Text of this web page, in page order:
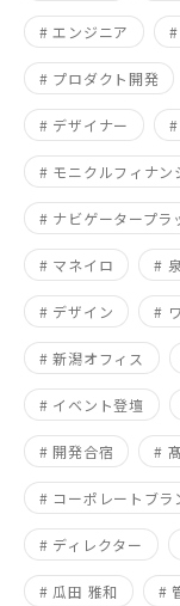
# エンジニア
# プロダクト開発
# デザイナー
# モニクルフィナン
# ナビゲータープラ
# マネイロ #
# デザイン #
# 新潟オフィス
# イベント登壇
# 開発合宿 #
# コーポレートブラ
# ディレクター
# 瓜田 雅和 #